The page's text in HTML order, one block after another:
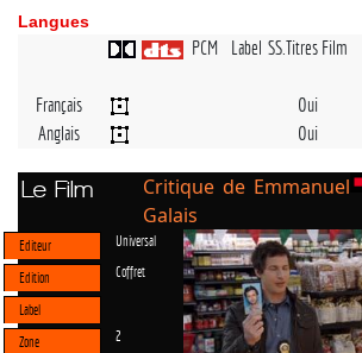
Langues
PCM Label SS.Titres Film
Français
Oui
Anglais
Oui
Le Film
Critique de Emmanuel
Galais
Editeur Universal
Edition Coffret
Label
Zone
2